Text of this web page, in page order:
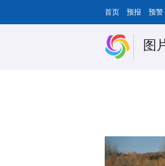
首页 预报 预警
图